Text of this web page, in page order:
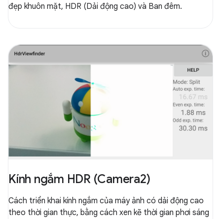
đẹp khuôn mặt, HDR (Dải động cao) và Ban đêm.
Kính ngắm HDR (Camera2)
Cách triển khai kính ngắm của máy ảnh có dải động cao
theo thời gian thực, bằng cách xen kẽ thời gian phơi sáng